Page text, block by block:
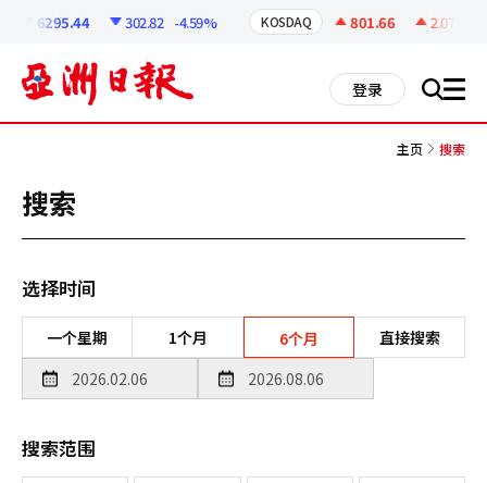
6295.44 302.82 -4.59% KOSDAQ 801.66 2.07
登录 搜 all
主页 搜索
搜索
选择时间
一个星期 1个月 6个月 直接搜索
搜索范围